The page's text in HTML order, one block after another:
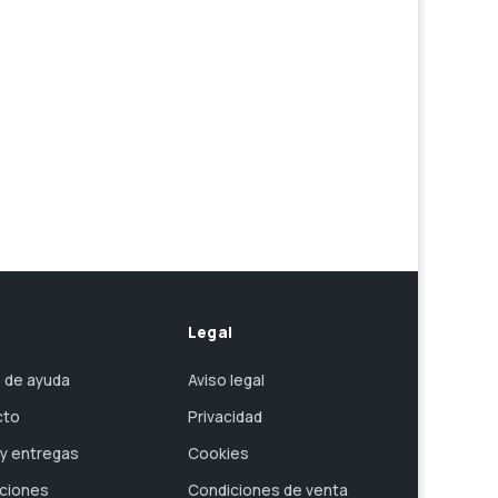
ayuda
entregas
Legal
Aviso legal
Privacidad
Cookies
Condiciones de venta